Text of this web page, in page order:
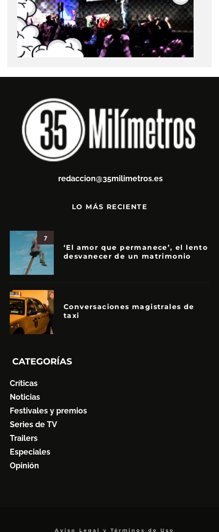
redaccion@35milimetros.es
LO MÁS RECIENTE
7
‘El amor que permanece’, el lento
desvanecer de un matrimonio
Conversaciones magistrales de
taxi
CATEGORÍAS
Críticas
Noticias
Festivales y premios
Series de TV
Trailers
Especiales
Opinión
Aviso Legal y Términos de Uso